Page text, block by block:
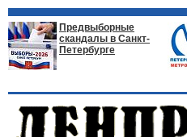
Предвыборные
скандалы в Санкт-
Петербурге